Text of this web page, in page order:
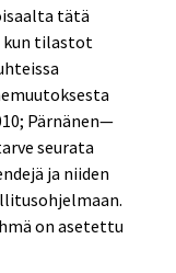
tätä
kun tilastot
Pärnänen—
seurata
ja niiden
on asetettu